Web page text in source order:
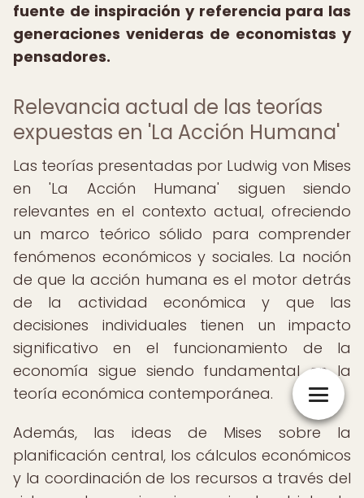
fuente de inspiración y referencia para las
generaciones venideras de economistas y
pensadores.
Relevancia actual de las teorías
expuestas en 'La Acción Humana'
Las teorías presentadas por Ludwig von Mises
en 'La Acción Humana' siguen siendo
relevantes en el contexto actual, ofreciendo
un marco teórico sólido para comprender
fenómenos económicos y sociales. La noción
de que la acción humana es el motor detrás
de la actividad económica y que las
decisiones individuales tienen un impacto
significativo en el funcionamiento de la
economía sigue siendo fundamental en la
teoría económica contemporánea.
Además, las ideas de Mises sobre la
planificación central, los cálculos económicos
y la coordinación de los recursos a través del